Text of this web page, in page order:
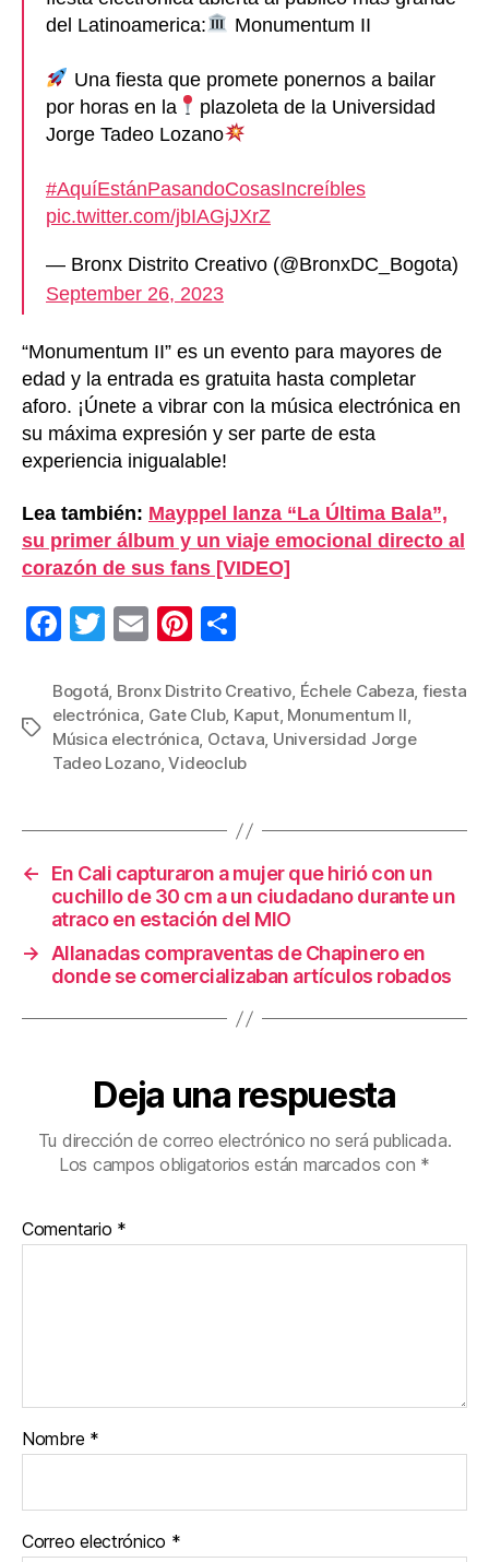
del Latinoamerica:
Monumentum II
Una fiesta que promete ponernos a bailar
por horas en la
plazoleta de la Universidad
Jorge Tadeo Lozano
#AquíEstánPasandoCosasIncreíbles
pic.twitter.com/jbIAGjJXrZ
— Bronx Distrito Creativo (@BronxDC_Bogota)
September 26, 2023
“Monumentum II” es un evento para mayores de
edad y la entrada es gratuita hasta completar
aforo. ¡Únete a vibrar con la música electrónica en
su máxima expresión y ser parte de esta
experiencia inigualable!
Lea también: Mayppel lanza “La Última Bala”,
su primer álbum y un viaje emocional directo al
corazón de sus fans [VIDEO]
F
c
e
b
o
k
T
tt
er
E
ail
Pi
er
e
st
m
p
ar
Etiquetas
Bogotá, Bronx Distrito Creativo, Échele Cabeza, fiesta
electrónica, Gate Club, Kaput, Monumentum II,
Música electrónica, Octava, Universidad Jorge
Tadeo Lozano,Videoclub
←
En Cali capturaron a mujer que hirió con un
cuchillo de 30 cm a un ciudadano durante un
atraco en estación del MIO
→
Allanadas compraventas de Chapinero en
donde se comercializaban artículos robados
Deja una respuesta
Tu dirección de correo electrónico no será publicada.
Los campos obligatorios están marcados con *
Comentario *
Nombre *
Correo electrónico *